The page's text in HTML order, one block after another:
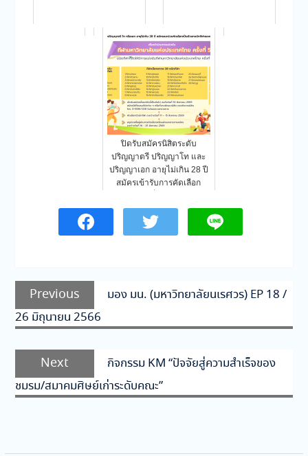
ปิดรับสมัครนิสิตระดับ
ปริญญาตรี ปริญญาโท และ
ปริญญาเอก อายุไม่เกิน 28 ปี
สมัครเข้ารับการคัดเลือก
แนะแนว
เรื่อง
Previous
Previous
post:
มอง มน. (มหาวิทยาลัยนเรศวร) EP 18 /
26 มิถุนายน 2566
Next
Next
post:
กิจกรรม KM “ปัจจัยสู่ความสำเร็จของ
ชมรม/สมาคมศิษย์เก่าระดับคณะ”